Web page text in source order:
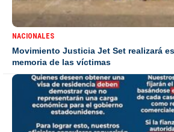
NACIONALES
Movimiento Justicia Jet Set realizará
memoria de las víctimas